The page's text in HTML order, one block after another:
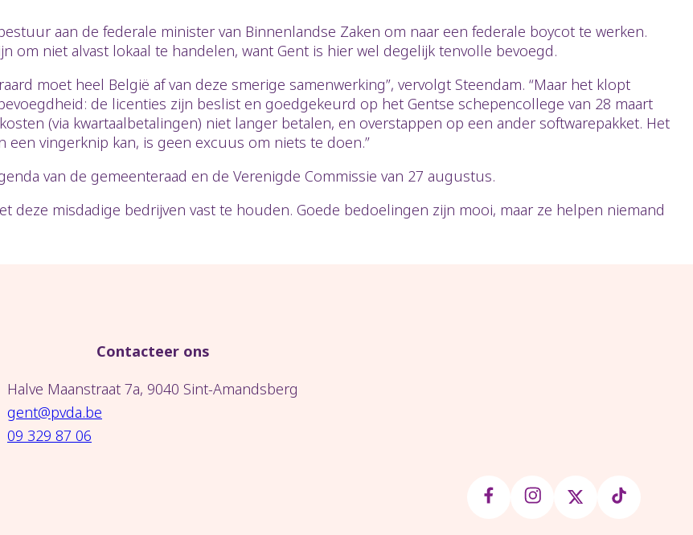
aan de federale minister van Binnenlandse Zaken om naar een federale boycot te werken.
om niet alvast lokaal te handelen, want Gent is hier wel degelijk tenvolle bevoegd.
moet heel België af van deze smerige samenwerking”, vervolgt Steendam. “Maar het klopt
de licenties zijn beslist en goedgekeurd op het Gentse schepencollege van 28 maart
(via kwartaalbetalingen) niet langer betalen, en overstappen op een ander softwarepakket. Het
vingerknip kan, is geen excuus om niets te doen.”
van de gemeenteraad en de Verenigde Commissie van 27 augustus.
deze misdadige bedrijven vast te houden. Goede bedoelingen zijn mooi, maar ze helpen niemand
Contacteer ons
Halve Maanstraat 7a, 9040 Sint-Amandsberg
gent@pvda.be
09 329 87 06